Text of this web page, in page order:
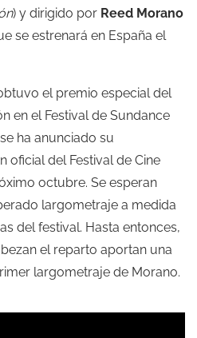
) y dirigido por Reed Morano
se estrenará en España el
el premio especial del
en el Festival de Sundance
ha anunciado su
oficial del Festival de Cine
octubre. Se esperan
largometraje a medida
del festival. Hasta entonces,
el reparto aportan una
largometraje de Morano.